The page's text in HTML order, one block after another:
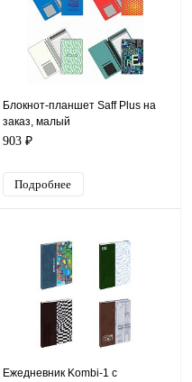
Блокнот-планшет Saff Plus на
заказ, малый
903 ₽
Подробнее
Ежедневник Kombi-1 с